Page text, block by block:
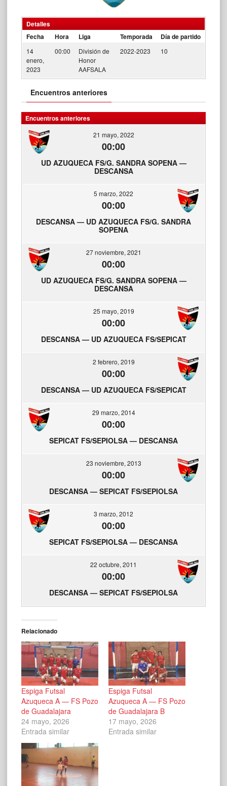
Detalles
Fecha
Hora Liga Temporada Día de partido
14
enero,
2023
00:00
División de
Honor
AAFSALA
2022-2023 10
Encuentros anteriores
Encuentros anteriores
21 mayo, 2022
00:00
UD AZUQUECA FS/G. SANDRA SOPENA —
DESCANSA
5 marzo, 2022
00:00
DESCANSA — UD AZUQUECA FS/G. SANDRA
SOPENA
27 noviembre, 2021
00:00
UD AZUQUECA FS/G. SANDRA SOPENA —
DESCANSA
25 mayo, 2019
00:00
DESCANSA — UD AZUQUECA FS/SEPICAT
2 febrero, 2019
00:00
DESCANSA — UD AZUQUECA FS/SEPICAT
29 marzo, 2014
00:00
SEPICAT FS/SEPIOLSA — DESCANSA
23 noviembre, 2013
00:00
DESCANSA — SEPICAT FS/SEPIOLSA
3 marzo, 2012
00:00
SEPICAT FS/SEPIOLSA — DESCANSA
22 octubre, 2011
00:00
DESCANSA — SEPICAT FS/SEPIOLSA
Relacionado
Espiga Futsal
Azuqueca A — FS Pozo
de Guadalajara
24 mayo, 2026
Entrada similar
Espiga Futsal
Azuqueca A — FS Pozo
de Guadalajara B
17 mayo, 2026
Entrada similar